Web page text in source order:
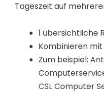
Tageszeit auf
1 übersichtliche
Kombinieren
Zum beispiel:
CSL Computer